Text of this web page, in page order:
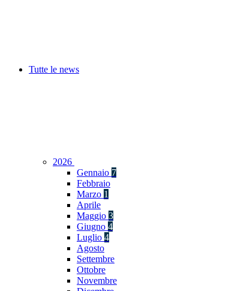
Tutte le news
2026
Gennaio 7
Febbraio
Marzo 1
Aprile
Maggio 3
Giugno 4
Luglio 4
Agosto
Settembre
Ottobre
Novembre